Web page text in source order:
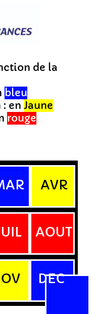
de la
bleu
en Jaune
rouge
AVR
AOUT
DEC